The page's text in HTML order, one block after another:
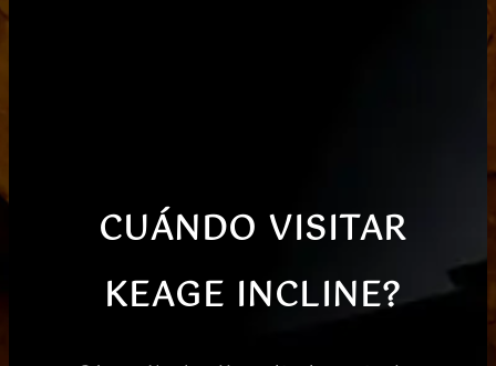
CUÁNDO VISITAR
KEAGE INCLINE?